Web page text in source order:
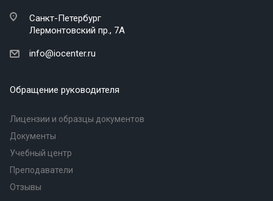
Санкт-Петербург
Лермонтовский пр., 7А
info@iocenter.ru
Обращение руководителя
Лицензии и образцы документов
Документы
Учебный центр
Преподаватели
Отзывы